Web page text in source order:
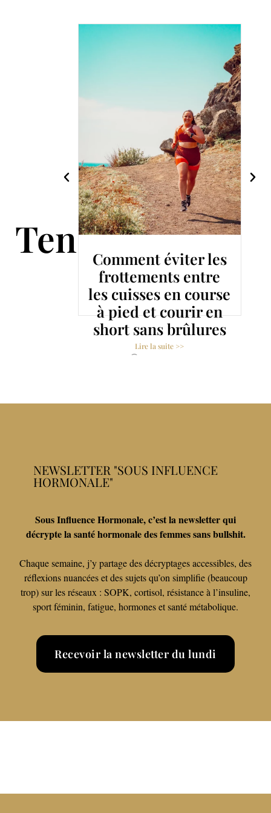
Tendance
Comment éviter les
frottements entre
les cuisses en course
à pied et courir en
short sans brûlures
Lire la suite >>
NEWSLETTER "SOUS INFLUENCE
HORMONALE"
Sous Influence Hormonale, c’est la newsletter qui
décrypte la santé hormonale des femmes sans bullshit.
Chaque semaine, j’y partage des décryptages accessibles, des
réflexions nuancées et des sujets qu’on simplifie (beaucoup
trop) sur les réseaux : SOPK, cortisol, résistance à l’insuline,
sport féminin, fatigue, hormones et santé métabolique.
Recevoir la newsletter du lundi